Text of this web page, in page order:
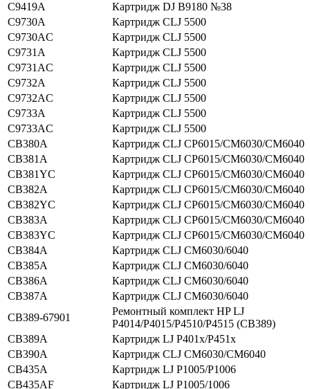
C9419A
Картридж DJ B9180 №38
C9730A
Картридж CLJ 5500
C9730AC
Картридж CLJ 5500
C9731A
Картридж CLJ 5500
C9731AC
Картридж CLJ 5500
C9732A
Картридж CLJ 5500
C9732AC
Картридж CLJ 5500
C9733A
Картридж CLJ 5500
C9733AC
Картридж CLJ 5500
CB380A
Картридж CLJ CP6015/CM6030/CM6040
CB381A
Картридж CLJ CP6015/CM6030/CM6040
CB381YC
Картридж CLJ CP6015/CM6030/CM6040
CB382A
Картридж CLJ CP6015/CM6030/CM6040
CB382YC
Картридж CLJ CP6015/CM6030/CM6040
CB383A
Картридж CLJ CP6015/CM6030/CM6040
CB383YC
Картридж CLJ CP6015/CM6030/CM6040
CB384A
Картридж CLJ CM6030/6040
CB385A
Картридж CLJ CM6030/6040
CB386A
Картридж CLJ CM6030/6040
CB387A
Картридж CLJ CM6030/6040
CB389-67901
Ремонтный комплект HP LJ
P4014/P4015/P4510/P4515 (CB389)
CB389A
Картридж LJ P401x/P451x
CB390A
Картридж CLJ CM6030/CM6040
CB435A
Картридж LJ P1005/P1006
CB435AF
Картридж LJ P1005/1006